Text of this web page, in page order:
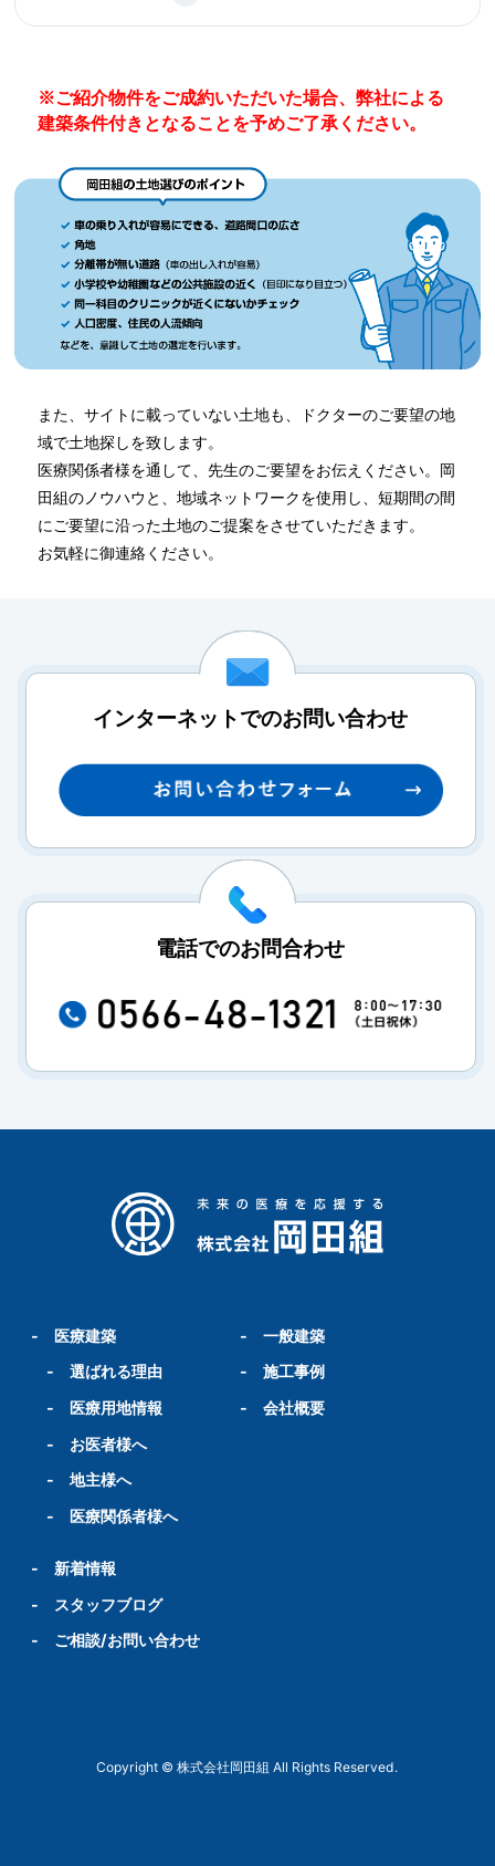
※ご紹介物件をご成約いただいた場合、弊社による
建築条件付きとなることを予めご了承ください。
また、サイトに載っていない土地も、ドクターのご要望の地
域で土地探しを致します。
医療関係者様を通して、先生のご要望をお伝えください。岡
田組のノウハウと、地域ネットワークを使用し、短期間の間
にご要望に沿った土地のご提案をさせていただきます。
お気軽に御連絡ください。
インターネットでのお問い合わせ
電話でのお問合わせ
- 医療建築
- 選ばれる理由
- 医療用地情報
- お医者様へ
- 地主様へ
- 医療関係者様へ
-一般建築
-施工事例
-会社概要
- 新着情報
-
スタッフブログ
- ご相談/お問い合わせ
Copyright © 株式会社岡田組 All Rights Reserved.